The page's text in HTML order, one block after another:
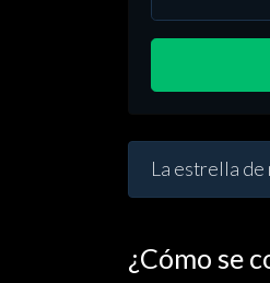
La estrella de
¿Cómo se